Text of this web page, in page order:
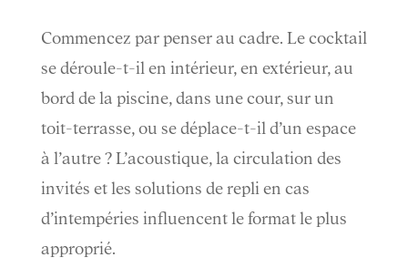
Commencez par penser au cadre. Le cocktail
se déroule-t-il en intérieur, en extérieur, au
bord de la piscine, dans une cour, sur un
toit-terrasse, ou se déplace-t-il d’un espace
à l’autre ? L’acoustique, la circulation des
invités et les solutions de repli en cas
d’intempéries influencent le format le plus
approprié.